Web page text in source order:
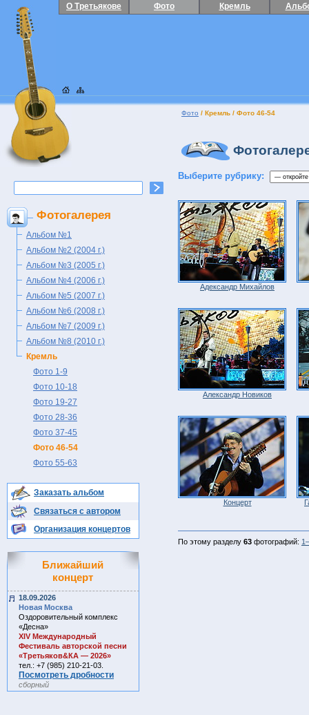
О Третьякове Фото Кремль
Фото / Кремль / Фото 46-54
Фотогалерея
Альбом №1
Альбом №2 (2004 г.)
Альбом №3 (2005 г.)
Альбом №4 (2006 г.)
Альбом №5 (2007 г.)
Альбом №6 (2008 г.)
Альбом №7 (2009 г.)
Альбом №8 (2010 г.)
Кремль
Фото 1-9
Фото 10-18
Фото 19-27
Фото 28-36
Фото 37-45
Фото 46-54
Фото 55-63
Заказать альбом
Связаться с автором
Организация концертов
Ближайший
концерт
18.09.2026
Новая Москва
Оздоровительный комплекс
«Десна»
ХIV Международный
Фестиваль авторской песни
«Третьяков&КА — 2026»
тел.: +7 (985) 210-21-03.
Посмотреть дробности
сборный
Выберите рубрику:
Адександр Михайлов
Александр Новиков
Концерт
По этому разделу 63 фотографий: